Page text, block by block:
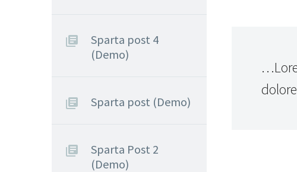
Sparta post 4
(Demo)
Sparta post (Demo)
Sparta Post 2
(Demo)